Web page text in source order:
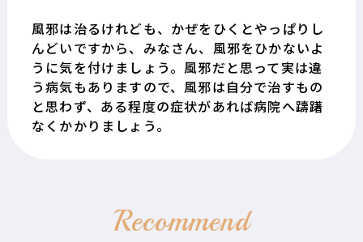
風邪は治るけれども、かぜをひくとやっぱりし
んどいですから、みなさん、風邪をひかないよ
うに気を付けましょう。風邪だと思って実は違
う病気もありますので、風邪は自分で治すもの
と思わず、ある程度の症状があれば病院へ躊躇
なくかかりましょう。
Recommend